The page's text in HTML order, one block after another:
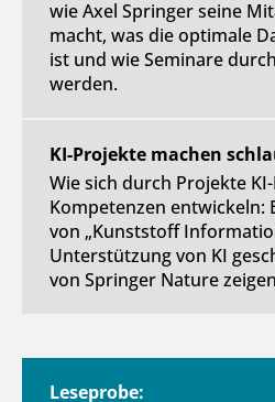
wie Axel Springer seine
macht, was die optimale
ist und wie Seminare
werden.
KI-Projekte machen
Wie sich durch Projekte
Kompetenzen entwickeln:
von „Kunststoff
Unterstützung von KI
von Springer Nature
Leseprobe: